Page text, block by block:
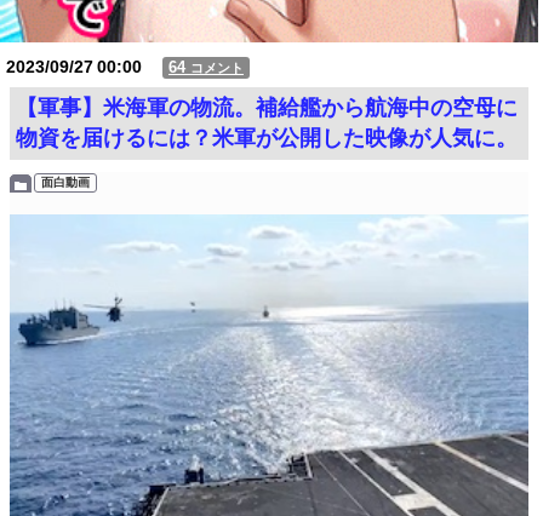
2023/09/2700:00 64 コメント
【軍事】米海軍の物流。補給艦から航海中の空母に
物資を届けるには？米軍が公開した映像が人気に。
面白動画